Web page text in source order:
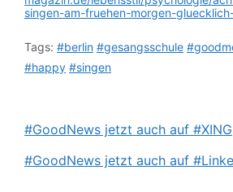
singen-am-fruehen-morgen-
Tags: #berlin #gesangsschule
#happy #singen
#GoodNews jetzt auch auf #XING
#GoodNews jetzt auch auf